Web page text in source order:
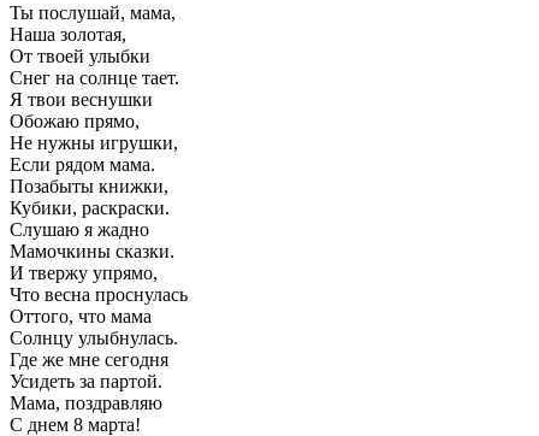
Ты послушай, мама,
Наша золотая,
От твоей улыбки
Снег на солнце тает.
Я твои веснушки
Обожаю прямо,
Не нужны игрушки,
Если рядом мама.
Позабыты книжки,
Кубики, раскраски.
Слушаю я жадно
Мамочкины сказки.
И твержу упрямо,
Что весна проснулась
Оттого, что мама
Солнцу улыбнулась.
Где же мне сегодня
Усидеть за партой.
Мама, поздравляю
С днем 8 марта!